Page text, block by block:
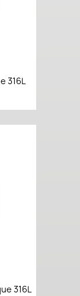
316L
316L